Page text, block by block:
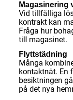
Magasinering
Vid tillfälliga
kontrakt kan
Fråga hur
till magasinet.
Flyttstädning
Många
kontaktnät. En
besiktningen
på det nya